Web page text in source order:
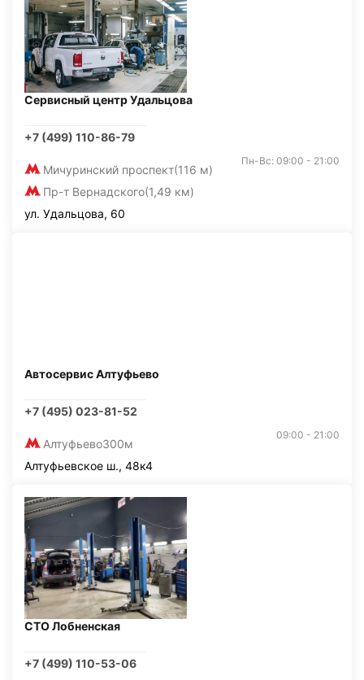
Сервисный центр Удальцова
+7 (499) 110-86-79
Мичуринский проспект(116 м)
Пр-т Вернадского(1,49 км)
Пн-Вс: 09:00 - 21:00
ул. Удальцова, 60
Автосервис Алтуфьево
+7 (495) 023-81-52
Алтуфьево300м
09:00 - 21:00
Алтуфьевское ш., 48к4
СТО Лобненская
+7 (499) 110-53-06